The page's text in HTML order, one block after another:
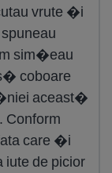
vrute �i
sim�eau
coboare
aceast�
care �i
de picior